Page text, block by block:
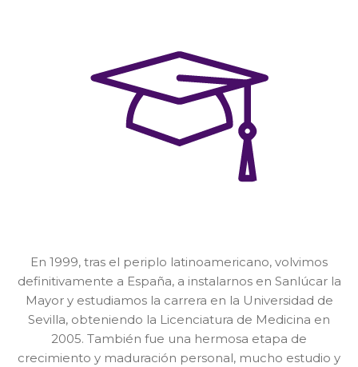
En 1999, tras el periplo latinoamericano, volvimos
definitivamente a España, a instalarnos en Sanlúcar la
Mayor y estudiamos la carrera en la Universidad de
Sevilla, obteniendo la Licenciatura de Medicina en
2005. También fue una hermosa etapa de
crecimiento y maduración personal, mucho estudio y